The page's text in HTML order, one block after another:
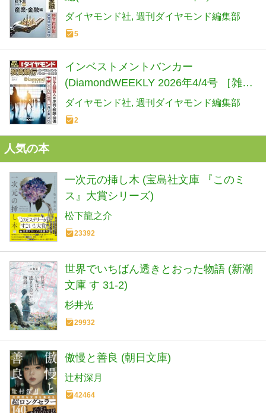
日合併号 ［雑誌］) 週刊ダイヤモンド
ダイヤモンド社 週刊ダイヤモンド編集部
5
インベストメントバンカー
(DiamondWEEKLY 2026年4/4号 ［雑
誌］) 週刊ダイヤモンド
ダイヤモンド社 週刊ダイヤモンド編集部
2
人気の本
一次元の挿し木 (宝島社文庫 『このミ
ス』大賞シリーズ)
松下龍之介
23392
世界でいちばん透きとおった物語 (新潮
文庫 す 31-2)
杉井光
29932
傲慢と善良 (朝日文庫)
辻村深月
42464